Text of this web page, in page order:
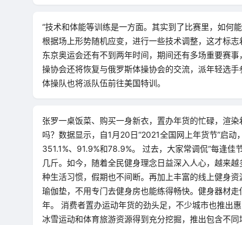
“技术和体能等训练是一方面。其实到了比赛里，如何
根据场上形势随机应变，进行一些技术调整，这才标
东京奥运会还有不到两年时间，期间还有多场重要赛
操协会还将恢复与俄罗斯体操协会的交流，派年轻选
体操队也将派队伍前往美国特训。
张罗一桌饭菜、购买一身新衣，置办年货的忙碌，渲
吗？数据显示，自1月20日“2021全国网上年货节”启
351.1%、91.9%和78.9%。 过去，大家常调侃“每逢
几斤。如今，随着全民健身理念日益深入人心，越来
种生活习惯，假期也不间断。再加上丰富的线上健身
瑜伽垫，不用专门去健身房也能练得畅快。健身器材
年。 消费者置办运动年货的劲头足，不少城市也推出
冰雪运动和体育旅游资源得到充分挖掘，推出包含不